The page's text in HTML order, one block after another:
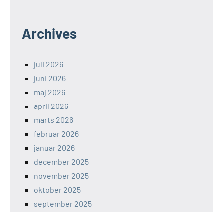
Archives
juli 2026
juni 2026
maj 2026
april 2026
marts 2026
februar 2026
januar 2026
december 2025
november 2025
oktober 2025
september 2025